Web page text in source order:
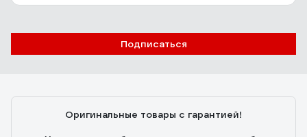
Подписаться
Оригинальные товары с гарантией!